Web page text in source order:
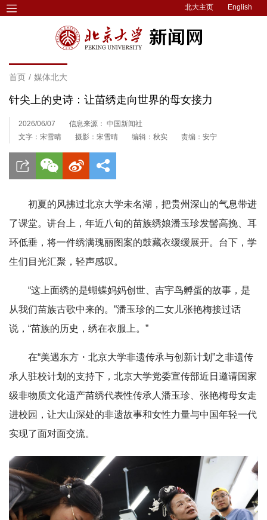
北大主页 English
首页 / 媒体北大
针尖上的史诗：让苗绣走向世界的母女接力
2026/06/07
信息来源： 中国新闻社
文字：宋雪晴
摄影：宋雪晴 编辑：秋实 责编：安宁
初夏的风拂过北京大学未名湖，把贵州深山的气息带进
了课堂。讲台上，年近八旬的苗族绣娘潘玉珍发髻高挽、耳
环低垂，将一件绣满瑰丽图案的鼓藏衣缓缓展开。台下，学
生们目光汇聚，轻声感叹。
“这上面绣的是蝴蝶妈妈创世、吉宇鸟孵蛋的故事，是
从我们苗族古歌中来的。”潘玉珍的二女儿张艳梅接过话
说，“苗族的历史，绣在衣服上。”
在“美遇东方・北京大学非遗传承与创新计划”之非遗传
承人驻校计划的支持下，北京大学党委宣传部近日邀请国家
级非物质文化遗产苗绣代表性传承人潘玉珍、张艳梅母女走
进校园，让大山深处的非遗故事和女性力量与中国年轻一代
实现了面对面交流。